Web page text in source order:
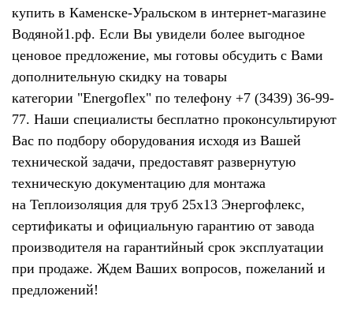
купить в Каменске-Уральском в интернет-магазине
Водяной1.рф. Если Вы увидели более выгодное
ценовое предложение, мы готовы обсудить с Вами
дополнительную скидку на товары
категории "Energoflex" по телефону +7 (3439) 36-99-
77. Наши специалисты бесплатно проконсультируют
Вас по подбору оборудования исходя из Вашей
технической задачи, предоставят развернутую
техническую документацию для монтажа
на Теплоизоляция для труб 25х13 Энергофлекс,
сертификаты и официальную гарантию от завода
производителя на гарантийный срок эксплуатации
при продаже. Ждем Ваших вопросов, пожеланий и
предложений!